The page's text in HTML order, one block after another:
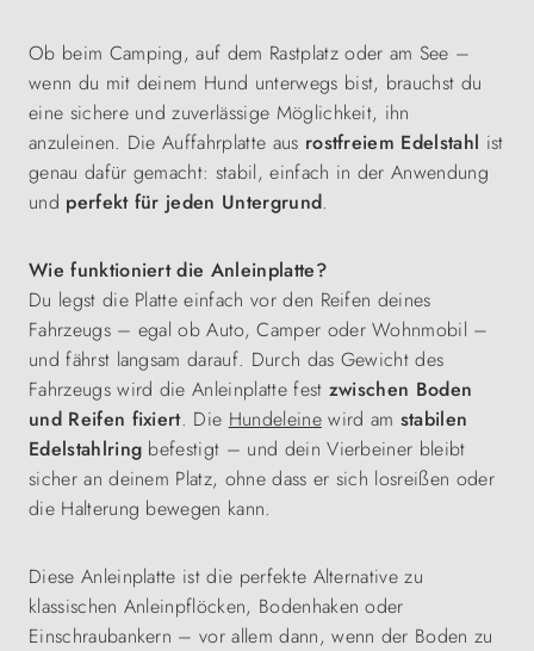
Ob beim Camping, auf dem Rastplatz oder am See –
wenn du mit deinem Hund unterwegs bist, brauchst du
eine sichere und zuverlässige Möglichkeit, ihn
anzuleinen. Die Auffahrplatte aus rostfreiem Edelstahl ist
genau dafür gemacht: stabil, einfach in der Anwendung
und perfekt für jeden Untergrund.
Wie funktioniert die Anleinplatte?
Du legst die Platte einfach vor den Reifen deines
Fahrzeugs – egal ob Auto, Camper oder Wohnmobil –
und fährst langsam darauf. Durch das Gewicht des
Fahrzeugs wird die Anleinplatte fest zwischen Boden
und Reifen fixiert. Die Hundeleinewird am stabilen
Edelstahlring befestigt – und dein Vierbeiner bleibt
sicher an deinem Platz, ohne dass er sich losreißen oder
die Halterung bewegen kann.
Diese Anleinplatte ist die perfekte Alternative zu
klassischen Anleinpflöcken, Bodenhaken oder
Einschraubankern – vor allem dann, wenn der Boden zu